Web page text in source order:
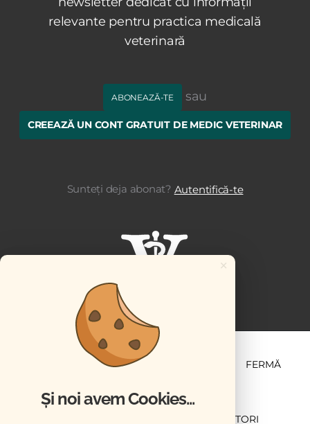
relevante pentru practica medicală
veterinară
ABONEAZĂ-TE sau
CREEAZĂ UN CONT GRATUIT DE MEDIC VETERINAR
Sunteți deja abonat? Autentifică-te
ȘTIINȚĂ ȘI PRACTICĂ FERMĂ
CONTRIBUTORI
×
Și noi avem Cookies...